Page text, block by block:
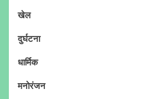
खेल
दुर्घटना
धार्मिक
मनोरंजन